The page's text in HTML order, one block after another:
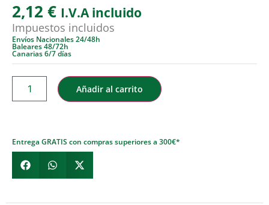
2,12 € I.V.A incluido
Impuestos incluidos
Envíos Nacionales 24/48h
Baleares 48/72h
Canarias 6/7 días
Añadir al carrito
Entrega GRATIS con compras superiores a 300€*